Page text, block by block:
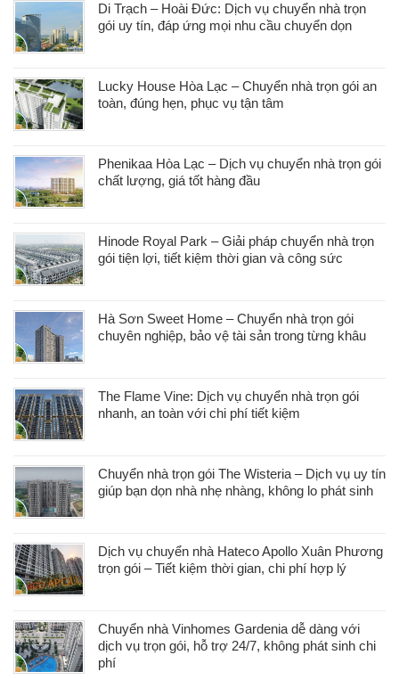
Di Trạch – Hoài Đức: Dịch vụ chuyển nhà trọn
gói uy tín, đáp ứng mọi nhu cầu chuyển dọn
Lucky House Hòa Lạc – Chuyển nhà trọn gói an
toàn, đúng hẹn, phục vụ tận tâm
Phenikaa Hòa Lạc – Dịch vụ chuyển nhà trọn gói
chất lượng, giá tốt hàng đầu
Hinode Royal Park – Giải pháp chuyển nhà trọn
gói tiện lợi, tiết kiệm thời gian và công sức
Hà Sơn Sweet Home – Chuyển nhà trọn gói
chuyên nghiệp, bảo vệ tài sản trong từng khâu
The Flame Vine: Dịch vụ chuyển nhà trọn gói
nhanh, an toàn với chi phí tiết kiệm
Chuyển nhà trọn gói The Wisteria – Dịch vụ uy tín
giúp bạn dọn nhà nhẹ nhàng, không lo phát sinh
Dịch vụ chuyển nhà Hateco Apollo Xuân Phương
trọn gói – Tiết kiệm thời gian, chi phí hợp lý
Chuyển nhà Vinhomes Gardenia dễ dàng với
dịch vụ trọn gói, hỗ trợ 24/7, không phát sinh chi
phí